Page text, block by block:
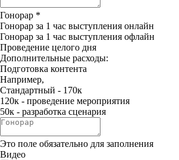
Гонорар *
Гонорар за 1 час выступления онлайн
Гонорар за 1 час выступления офлайн
Проведение целого дня
Дополнительные расходы:
Подготовка контента
Например,
Стандартный - 170к
120к - проведение мероприятия
50к - разработка сценария
Это поле обязательно для заполнения
Видео